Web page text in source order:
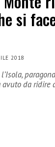
si
2018
avuto da